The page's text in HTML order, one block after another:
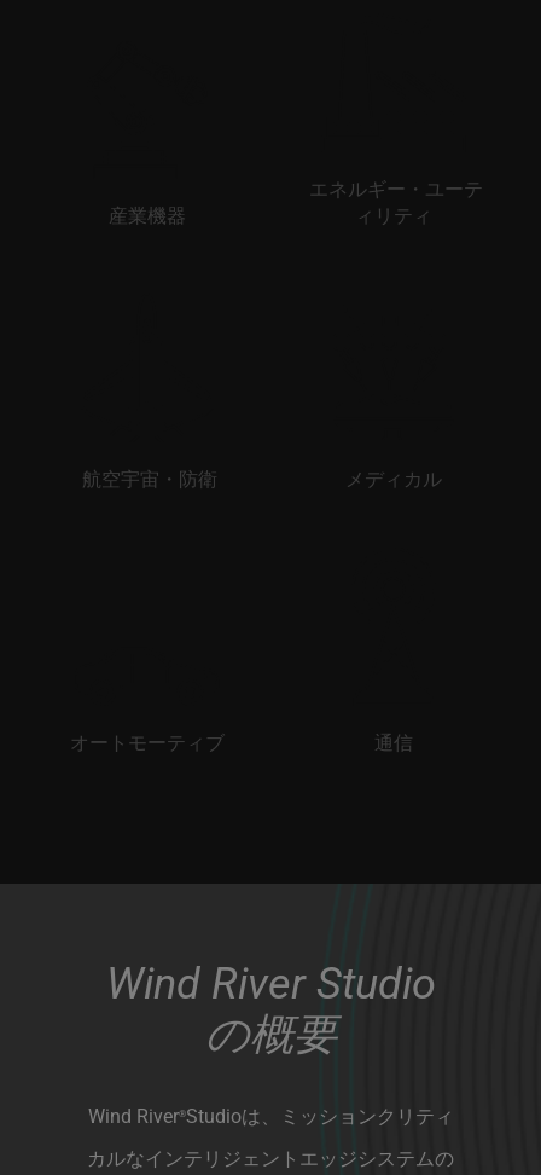
産業機器
エネルギー・ユーテ
ィリティ
航空宇宙・防衛 メディカル
オートモーティブ 通信
Wind River Studio
の概要
Wind River®Studioは、ミッションクリティ
カルなインテリジェントエッジシステムの